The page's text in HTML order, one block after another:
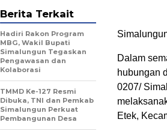
Dalam
hubungan
0207/
Etek,
Berita Terkait
Hadiri Rakon Program
MBG, Wakil Bupati
Simalungun Tegaskan
Pengawasan dan
Kolaborasi
TMMD Ke-127 Resmi
Dibuka, TNI dan Pemkab
Simalungun Perkuat
Pembangunan Desa